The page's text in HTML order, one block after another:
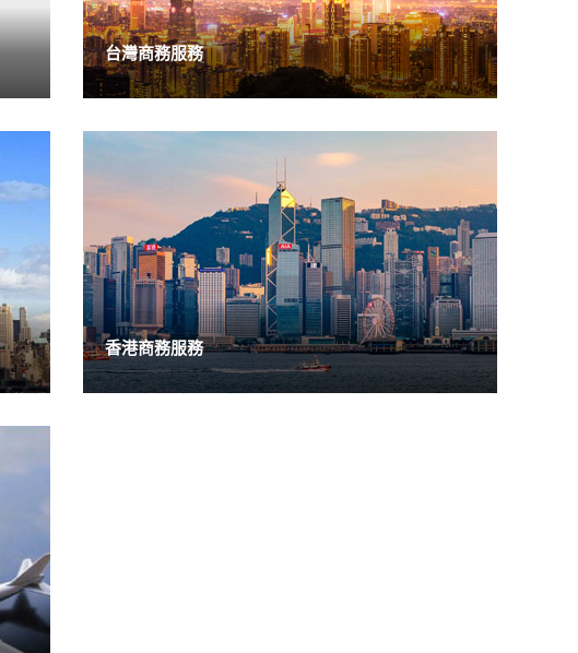
台灣商務服務
香港商務服務